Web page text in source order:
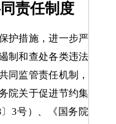
责任制度
措施，进一步严
制和查处各类违法
同监管责任机制，
院关于促进节约集
3号）、《国务院